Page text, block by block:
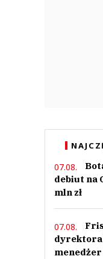
07.08.
debiut na
mln zł
07.08.
dyrektora